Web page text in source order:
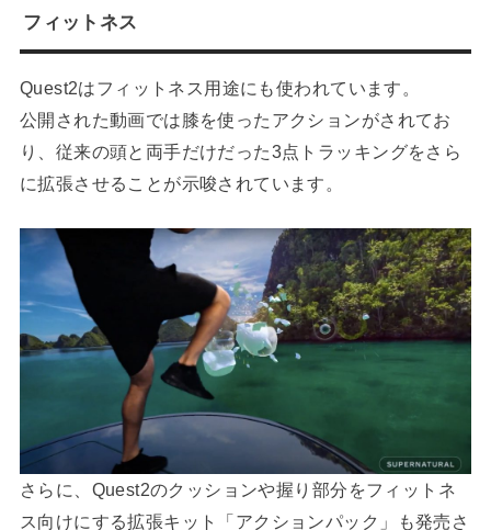
フィットネス
Quest2はフィットネス用途にも使われています。
公開された動画では膝を使ったアクションがされてお
り、従来の頭と両手だけだった3点トラッキングをさら
に拡張させることが示唆されています。
さらに、Quest2のクッションや握り部分をフィットネ
ス向けにする拡張キット「アクションパック」も発売さ